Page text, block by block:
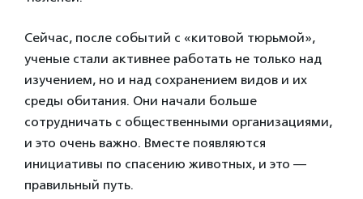
Сейчас, после событий с «китовой тюрьмой»,
ученые стали активнее работать не только над
изучением, но и над сохранением видов и их
среды обитания. Они начали больше
сотрудничать с общественными организациями,
и это очень важно. Вместе появляются
инициативы по спасению животных, и это —
правильный путь.